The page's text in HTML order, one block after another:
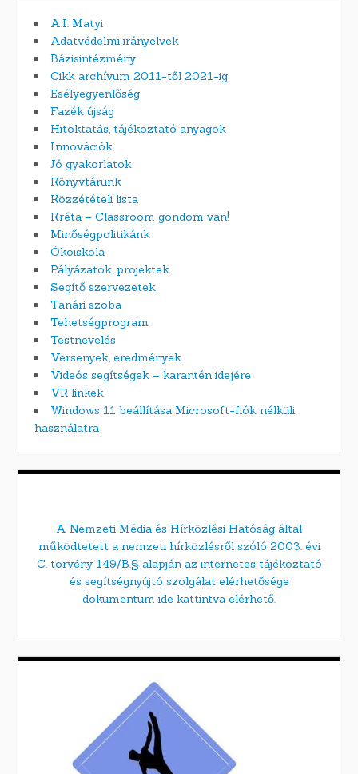
A.I. Matyi
Adatvédelmi irányelvek
Bázisintézmény
Cikk archívum 2011-től 2021-ig
Esélyegyenlőség
Fazék újság
Hitoktatás, tájékoztató anyagok
Innovációk
Jó gyakorlatok
Könyvtárunk
Közzétételi lista
Kréta – Classroom gondom van!
Minőségpolitikánk
Ökoiskola
Pályázatok, projektek
Segítő szervezetek
Tanári szoba
Tehetségprogram
Testnevelés
Versenyek, eredmények
Videós segítségek – karantén idejére
VR linkek
Windows 11 beállítása Microsoft-fiók nélküli
használatra
A Nemzeti Média és Hírközlési Hatóság által
működtetett a nemzeti hírközlésről szóló 2003. évi
C. törvény 149/B.§ alapján az internetes tájékoztató
és segítségnyújtó szolgálat elérhetősége
dokumentum ide kattintva elérhető.